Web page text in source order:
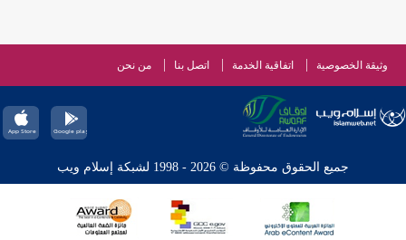
وثيقة الخصوصية اتفاقية الخدمة اتصل بنا من نحن
جميع الحقوق محفوظة © 2026 - 1998 لشبكة إسلام ويب